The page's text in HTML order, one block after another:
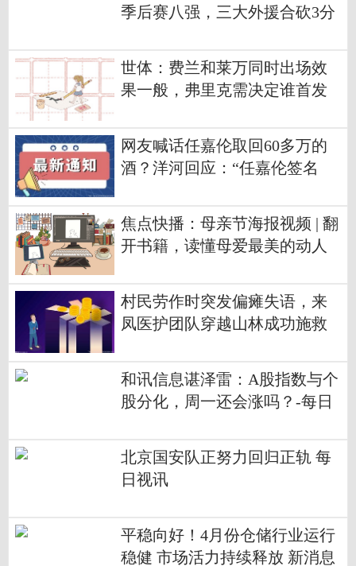
季后赛八强，三大外援合砍3分
世体：费兰和莱万同时出场效
果一般，弗里克需决定谁首发
网友喊话任嘉伦取回60多万的
酒？洋河回应：“任嘉伦签名
视点
焦点快播：母亲节海报视频 | 翻
开书籍，读懂母爱最美的动人
村民劳作时突发偏瘫失语，来
凤医护团队穿越山林成功施救
和讯信息谌泽雷：A股指数与个
股分化，周一还会涨吗？-每日
北京国安队正努力回归正轨 每
日视讯
平稳向好！4月份仓储行业运行
稳健 市场活力持续释放 新消息